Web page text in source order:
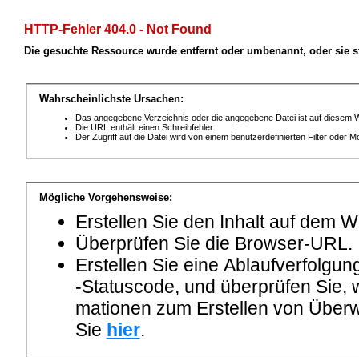
HTTP-Fehler 404.0 - Not Found
Die gesuchte Ressource wurde entfernt oder umbenannt, oder sie
Wahrscheinlichste Ursachen:
Das angegebene Verzeichnis oder die angegebene Datei ist auf diesem
Die URL enthält einen Schreibfehler.
Der Zugriff auf die Datei wird von einem benutzerdefinierten Filter oder
Mögliche Vorgehensweise:
Erstellen Sie den Inhalt auf dem
Überprüfen Sie die Browser-URL.
Erstellen Sie eine
-Statuscode, und überprüfen Sie,
mationen zum Erstellen von
Sie hier.